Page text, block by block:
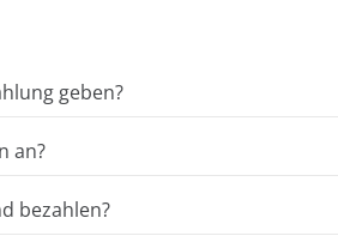
geben?
an?
bezahlen?